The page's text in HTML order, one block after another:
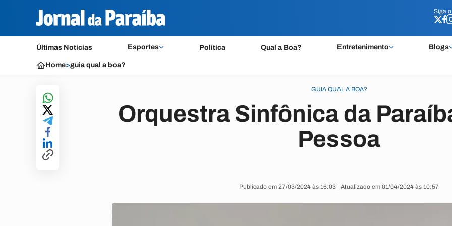
Siga o
Últimas Notícias Esportes Política Qual a Boa? Entretenimento Blogs
Siga o
Home>guia qual a boa?
GUIA QUAL A BOA?
Orquestra Sinfônica da
Pessoa
Publicado em 27/03/2024 às 16:03 | Atualizado em 01/04/2024 às 10:57